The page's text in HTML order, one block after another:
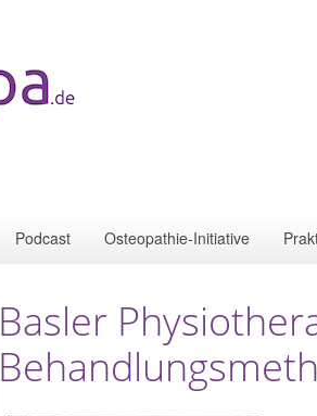
Podcast Osteopathie-Initiative
Basler